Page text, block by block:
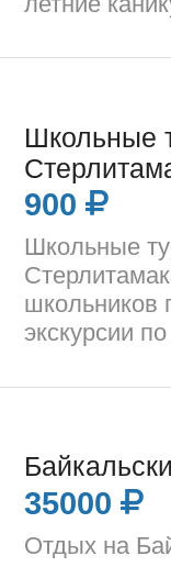
Школьные
900
Школьные
школьников
экскурсии
35000
Отдых на